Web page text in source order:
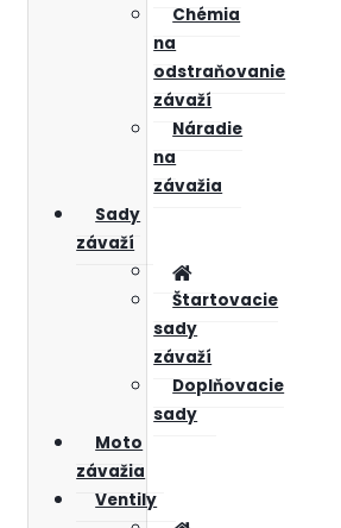
Chémia
na
odstraňovanie
závaží
Náradie
na
závažia
Sady
závaží
Štartovacie
sady
závaží
Doplňovacie
sady
Moto
závažia
Ventily